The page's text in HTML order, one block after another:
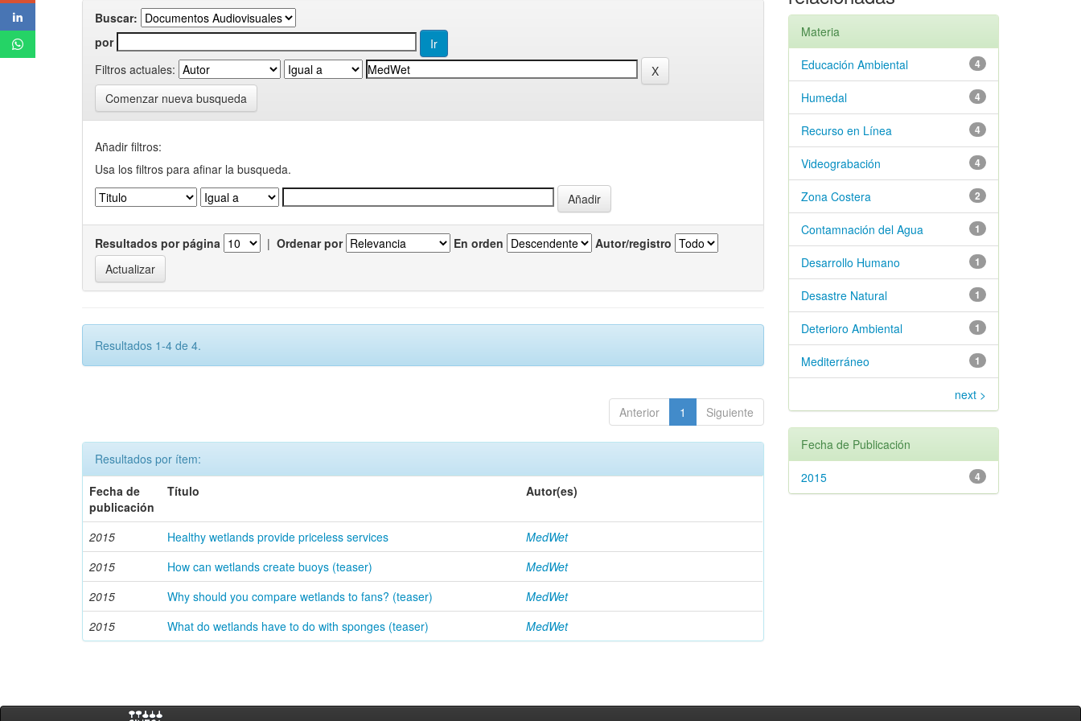
Buscar:
por
Filtros actuales:
Comenzar nueva busqueda
Añadir filtros:
Usa los filtros para afinar la busqueda.
Resultados por página | Ordenar por En orden Autor/registro
Resultados 1-4 de 4.
Anterior 1 Siguiente
Resultados por ítem:
Fecha de
publicación
Título Autor(es)
2015 Healthy wetlands provide priceless services
MedWet
2015
How can wetlands create buoys (teaser)
MedWet
2015
Why should you compare wetlands to fans? (teaser)
MedWet
2015
What do wetlands have to do with sponges (teaser) MedWet
Materia
4
Educación Ambiental
4
Humedal
4
Recurso en Línea
4
Videograbación
2
Zona Costera
1
Contamnación del Agua
1
Desarrollo Humano
1
Desastre Natural
1
Deterioro Ambiental
1
Mediterráneo
next >
Fecha de Publicación
4
2015